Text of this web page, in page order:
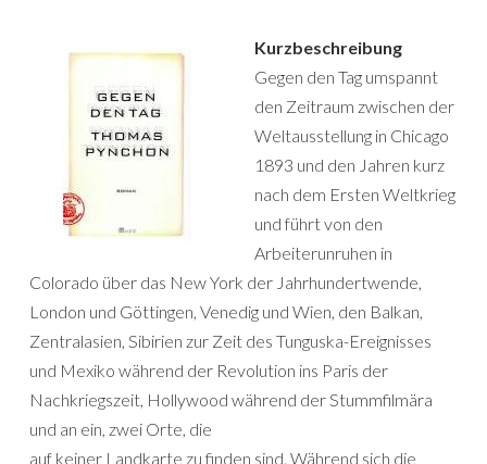
Kurzbeschreibung
Gegen den Tag umspannt
den Zeitraum zwischen der
Weltausstellung in Chicago
1893 und den Jahren kurz
nach dem Ersten Weltkrieg
und führt von den
Arbeiterunruhen in
Colorado über das New York der Jahrhundertwende,
London und Göttingen, Venedig und Wien, den Balkan,
Zentralasien, Sibirien zur Zeit des Tunguska-Ereignisses
und Mexiko während der Revolution ins Paris der
Nachkriegszeit, Hollywood während der Stummfilmära
und an ein, zwei Orte, die
auf keiner Landkarte zu finden sind. Während sich die